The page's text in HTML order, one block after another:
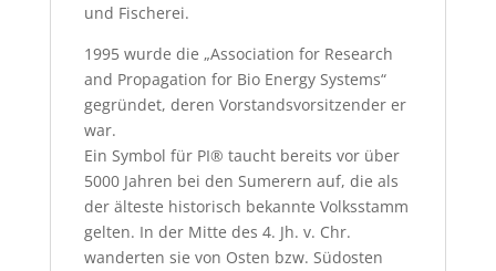
und Fischerei.
1995 wurde die „Association for Research
and Propagation for Bio Energy Systems“
gegründet, deren Vorstandsvorsitzender er
war.
Ein Symbol für PI® taucht bereits vor über
5000 Jahren bei den Sumerern auf, die als
der älteste historisch bekannte Volksstamm
gelten. In der Mitte des 4. Jh. v. Chr.
wanderten sie von Osten bzw. Südosten